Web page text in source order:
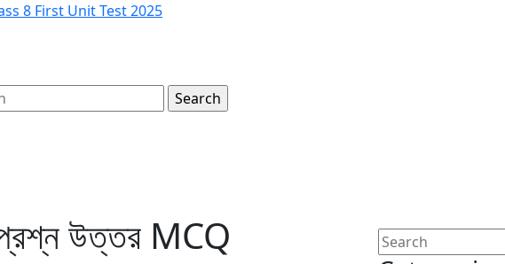
8 First Unit Test 2025
প্রশ্ন উত্তর MCQ
Search
for: